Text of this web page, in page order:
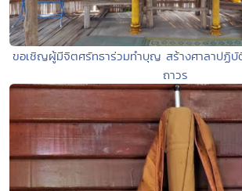
ขอเชิญผู้มีจิตศรัทธาร่วมทำบุญ สร้างศาลาปฏิบั
ถาวร